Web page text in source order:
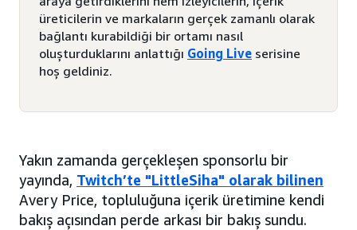
üreticilerin ve markaların gerçek zamanlı olarak
bağlantı kurabildiği bir ortamı nasıl
oluşturduklarını anlattığı Going Live serisine
hoş geldiniz.
Yakın zamanda gerçekleşen sponsorlu bir
yayında, Twitch’te "LittleSiha" olarak bilinen
Avery Price, topluluğuna içerik üretimine kendi
bakış açısından perde arkası bir bakış sundu.